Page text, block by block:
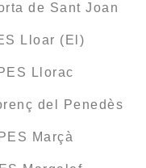
de Sant Joan
Lloar (El)
Llorac
del Penedès
Marçà